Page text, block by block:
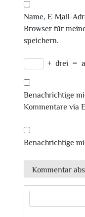
Name, E-Mail-
Browser für
speichern.
+ drei =
Benachrichtige
Kommentare via
Benachrichtige